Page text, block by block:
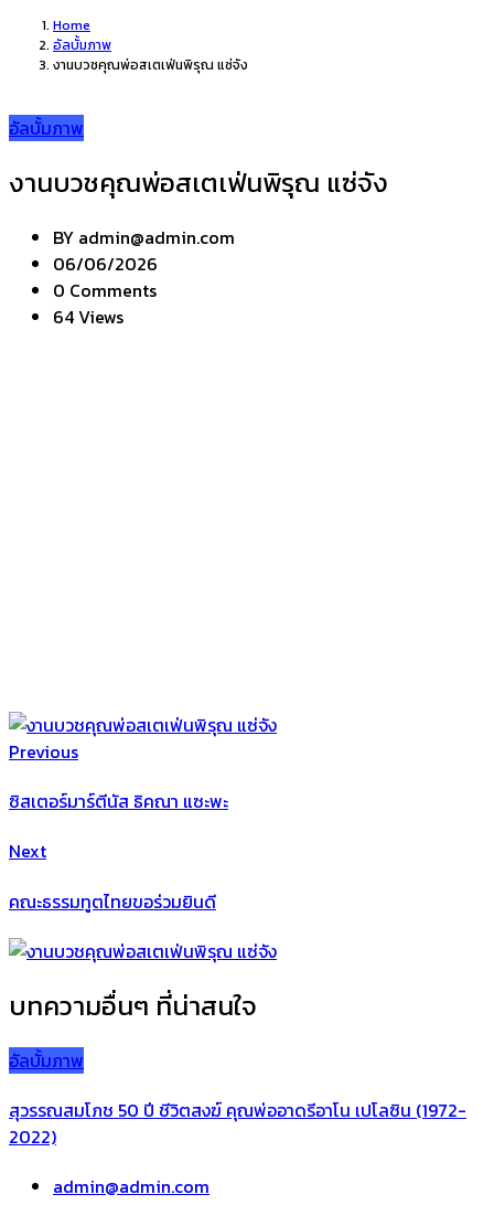
Home
อัลบั้มภาพ
งานบวชคุณพ่อสเตเฟ่นพิรุณ แซ่จัง
อัลบั้มภาพ
งานบวชคุณพ่อสเตเฟ่นพิรุณ แซ่จัง
BY admin@admin.com
06/06/2026
0 Comments
64 Views
Previous
ซิสเตอร์มาร์ตีนัส ธิคณา แซะพะ
Next
คณะธรรมทูตไทยขอร่วมยินดี
บทความอื่นๆ ที่น่าสนใจ
อัลบั้มภาพ
สุวรรณสมโภช 50 ปี ชีวิตสงฆ์ คุณพ่ออาดรีอาโน เปโลซิน (1972-
2022)
admin@admin.com